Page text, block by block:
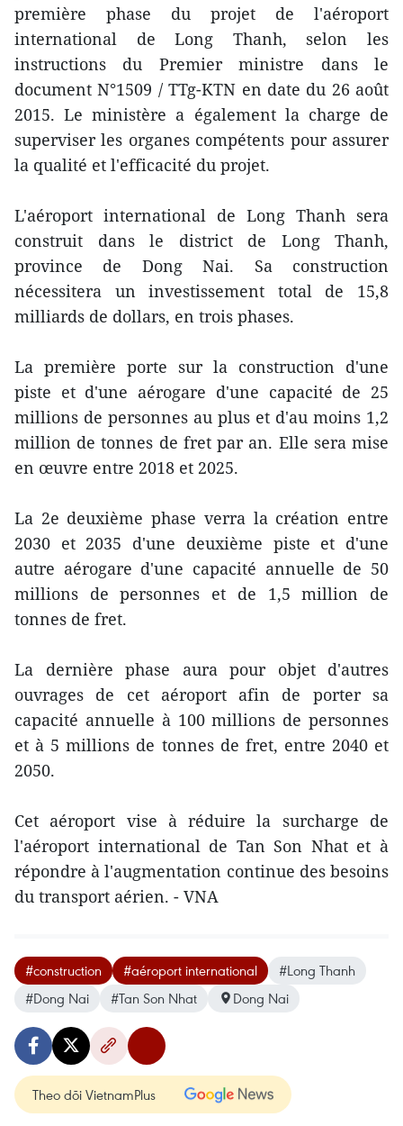
première phase du projet de l'aéroport
international de Long Thanh, selon les
instructions du Premier ministre dans le
document N°1509 / TTg-KTN en date du 26 août
2015. Le ministère ​a également la charge de
superviser les organes compétents pour assurer
la qualité et l'efficacité du projet.
L'aéroport international de Long Thanh sera
construit dans le district de Long Thanh,
province de Dong Nai. ​Sa construction
nécessitera un investissement total de 15,8
milliards de dollars, en trois phases.
La première porte sur la construction d'une
piste et d'une aérogare d'une capacité de 25
millions de personnes au plus et d'au moins 1,2
million de tonnes de fret par an. Elle sera mise
en œuvre entre 2018 et 2025.
La 2e deuxième phase verra la création entre
2030 et 2035 d'une deuxième piste et d'une
autre aérogare d'une capacité annuelle de 50
millions de personnes et de 1,5 million de
tonnes de fret.
La dernière phase aura pour objet d'autres
ouvrages de cet aéroport afin de porter sa
capacité annuelle à 100 millions de personnes
et à 5 millions de tonnes de fret, entre 2040 et
2050.
Cet aéroport vise à réduire la surcharge de
l'aéroport international de Tan Son Nhat et à
répondre à l'augmentation continue des besoins
du transport aérien​. - VNA
#construction #aéroport international
#Long Thanh
#Dong Nai
#Tan Son Nhat Dong Nai
Theo dõi VietnamPlus